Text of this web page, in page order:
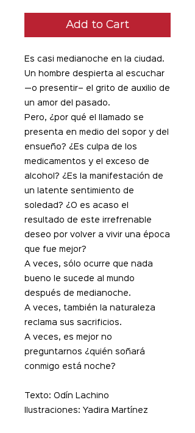
Add to Cart
Es casi medianoche en la ciudad.
Un hombre despierta al escuchar
—o presentir– el grito de auxilio de
un amor del pasado.
Pero, ¿por qué el llamado se
presenta en medio del sopor y del
ensueño? ¿Es culpa de los
medicamentos y el exceso de
alcohol? ¿Es la manifestación de
un latente sentimiento de
soledad? ¿O es acaso el
resultado de este irrefrenable
deseo por volver a vivir una época
que fue mejor?
A veces, sólo ocurre que nada
bueno le sucede al mundo
después de medianoche.
A veces, también la naturaleza
reclama sus sacrificios.
A veces, es mejor no
preguntarnos ¿quién soñará
conmigo está noche?
Texto: Odín Lachino
Ilustraciones: Yadira Martínez